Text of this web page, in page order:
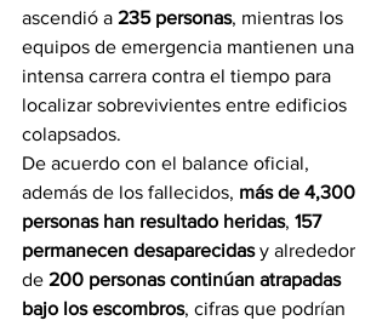
ascendió a 235 personas, mientras los
equipos de emergencia mantienen una
intensa carrera contra el tiempo para
localizar sobrevivientes entre edificios
colapsados.
De acuerdo con el balance oficial,
además de los fallecidos, más de 4,300
personas han resultado heridas, 157
permanecen desaparecidas y alrededor
de 200 personas continúan atrapadas
bajo los escombros, cifras que podrían